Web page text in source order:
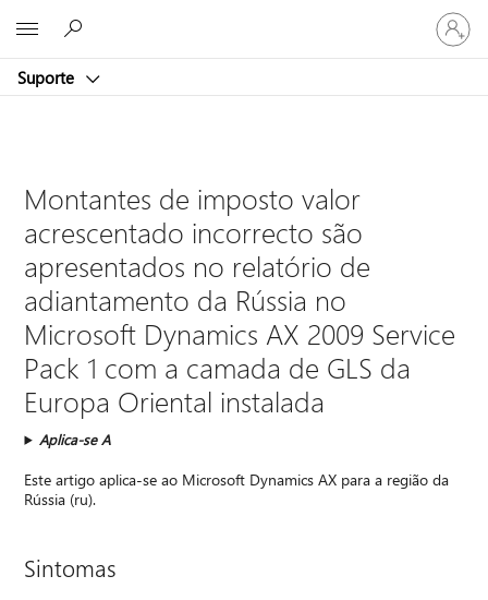
Suporte
Iniciar
sessão
na
Montantes de imposto valor
acrescentado incorrecto são
apresentados no relatório de
adiantamento da Rússia no
Microsoft Dynamics AX 2009 Service
Pack 1 com a camada de GLS da
Europa Oriental instalada
Aplica-se A
Este artigo aplica-se ao Microsoft Dynamics AX para a região da
Rússia (ru).
Sintomas